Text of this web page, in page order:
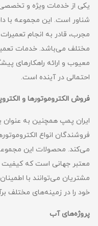
یکی از خدمات ویژه و تخصصی
شناور است. این مجموعه با
مجرب، قادر به انجام
مختلف می‌باشد. خدمات
معیوب و ارائه راهکارهای
احتمالی در آینده است.
فروش الکتروموتورها و
ایران پمپ همچنین به عنوان
فروشندگان انواع
می‌کند. محصولات این
معتبر جهانی است که کیفیت
مشتریان می‌توانند با
خود را در زمینه‌های مختلف
پروژه‌های آب